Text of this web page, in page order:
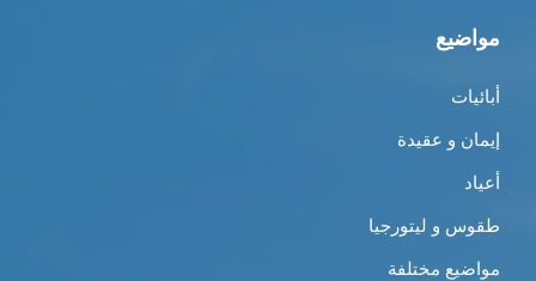
مواضيع
أبائيات
إيمان و عقيدة
أعياد
طقوس و ليتورجيا
مواضيع مختلفة